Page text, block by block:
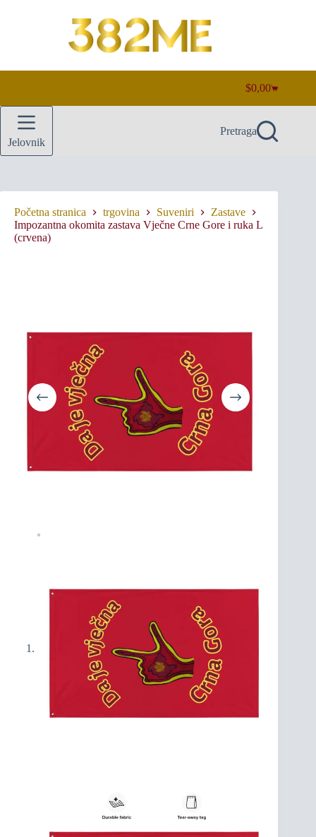
Košarica
$0,00
Jelovnik
Pretraga
Početna stranica trgovina Suveniri
Zastave
Impozantna okomita zastava Vječne Crne Gore i ruka L
(crvena)